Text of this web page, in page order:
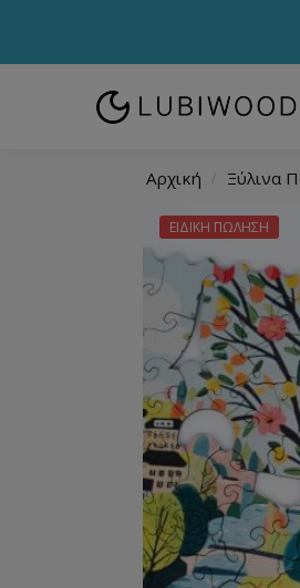
Αρχική / Ξύλινα
ΕΙΔΙΚΗ ΠΩΛΗΣΗ